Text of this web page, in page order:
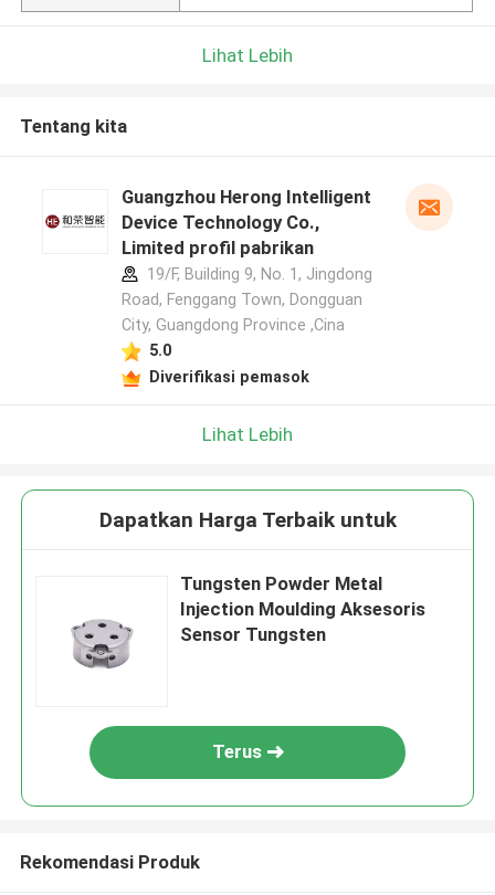
Lihat Lebih
Tentang kita
Guangzhou Herong Intelligent
Device Technology Co.,
Limited profil pabrikan
19/F, Building 9, No. 1, Jingdong
Road, Fenggang Town, Dongguan
City, Guangdong Province ,Cina
5.0
Diverifikasi pemasok
Lihat Lebih
Dapatkan Harga Terbaik untuk
Tungsten Powder Metal
Injection Moulding Aksesoris
Sensor Tungsten
Terus
Rekomendasi Produk